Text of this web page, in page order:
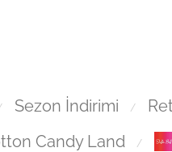
⁄ Sezon İndirimi ⁄
Candy Land ⁄